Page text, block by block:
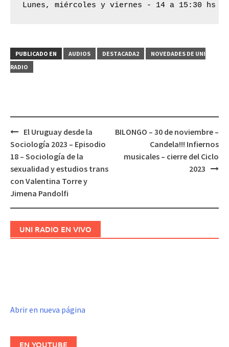
Lunes, miércoles y viernes - 14 a 15:30 hs
PUBLICADO EN AUDIOS DESTACADA2
NOVEDADES DE UNI
RADIO
Navegación
de
entradas
El Uruguay desde la
Sociología 2023 – Episodio
18 – Sociología de la
sexualidad y estudios trans
con Valentina Torre y
Jimena Pandolfi
BILONGO – 30 de noviembre –
Candela!!! Infiernos
musicales – cierre del Ciclo
2023
UNI RADIO EN VIVO
Abrir en nueva página
EN YOUTUBE